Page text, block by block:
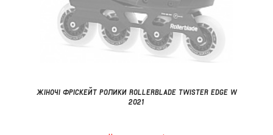
ЖІНОЧІ ФРІСКЕЙТ РОЛИКИ ROLLERBLADE TWISTER EDGE W
2021